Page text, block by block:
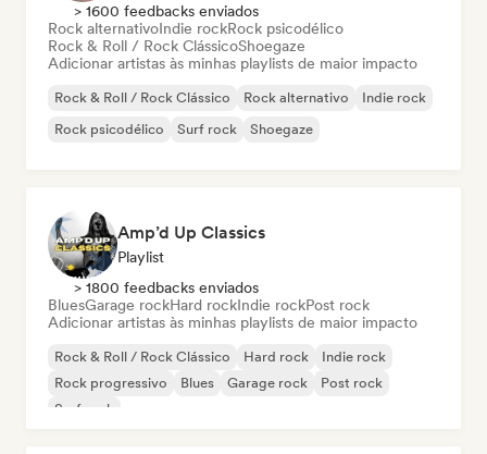
> 1600 feedbacks enviados
Rock alternativoIndie rockRock psicodélico
Rock & Roll / Rock ClássicoShoegaze
Adicionar artistas às minhas playlists de maior impacto
Rock & Roll / Rock Clássico Rock alternativo
Indie rock
Rock psicodélico
Surf rock Shoegaze
Amp’d Up Classics
Playlist
> 1800 feedbacks enviados
BluesGarage rockHard rockIndie rockPost rock
Adicionar artistas às minhas playlists de maior impacto
Rock & Roll / Rock Clássico Hard rock
Indie rock
Rock progressivo
Blues Garage rock
Post rock
Surf rock